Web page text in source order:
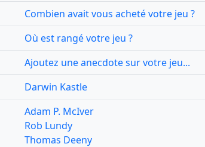
Combien avait vous acheté votre jeu ?
Où est rangé votre jeu ?
Ajoutez une anecdote sur votre jeu...
Darwin Kastle
Adam P. McIver
Rob Lundy
Thomas Deeny